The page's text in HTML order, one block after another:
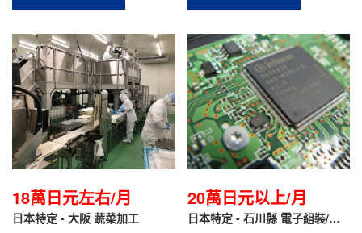
18萬日元左右/月
日本特定 - 大阪 蔬菜加工
20萬日元以上/月
日本特定 - 石川縣 電子組裝/涂